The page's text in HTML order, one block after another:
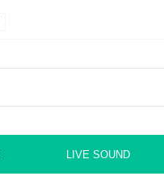
LIVE SOUND